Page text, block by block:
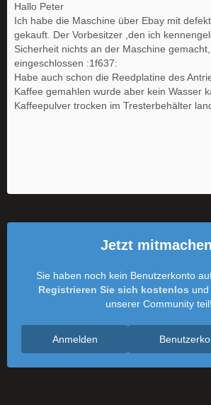
Hallo Peter
Ich habe die Maschine über Ebay mit
gekauft. Der Vorbesitzer ,den ich
Sicherheit nichts an der Maschine
eingeschlossen :1f637:
Habe auch schon die Reedplatine des
Kaffee gemahlen wurde aber kein Wasser
Kaffeepulver trocken im Tresterbehälter
Jetzt
Sie haben noch kein Benutzerkonto
Registrieren Sie sich kostenlos
unserer Community teil!
Anmelden